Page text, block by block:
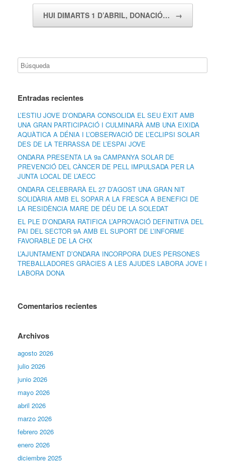
HUI DIMARTS 1 D’ABRIL, DONACIÓ… →
Entradas recientes
L’ESTIU JOVE D’ONDARA CONSOLIDA EL SEU ÈXIT AMB
UNA GRAN PARTICIPACIÓ I CULMINARÀ AMB UNA EIXIDA
AQUÀTICA A DÉNIA I L’OBSERVACIÓ DE L’ECLIPSI SOLAR
DES DE LA TERRASSA DE L’ESPAI JOVE
ONDARA PRESENTA LA 9a CAMPANYA SOLAR DE
PREVENCIÓ DEL CÀNCER DE PELL IMPULSADA PER LA
JUNTA LOCAL DE L’AECC
ONDARA CELEBRARÀ EL 27 D’AGOST UNA GRAN NIT
SOLIDÀRIA AMB EL SOPAR A LA FRESCA A BENEFICI DE
LA RESIDÈNCIA MARE DE DÉU DE LA SOLEDAT
EL PLE D’ONDARA RATIFICA L’APROVACIÓ DEFINITIVA DEL
PAI DEL SECTOR 9A AMB EL SUPORT DE L’INFORME
FAVORABLE DE LA CHX
L’AJUNTAMENT D’ONDARA INCORPORA DUES PERSONES
TREBALLADORES GRÀCIES A LES AJUDES LABORA JOVE I
LABORA DONA
Comentarios recientes
Archivos
agosto 2026
julio 2026
junio 2026
mayo 2026
abril 2026
marzo 2026
febrero 2026
enero 2026
diciembre 2025